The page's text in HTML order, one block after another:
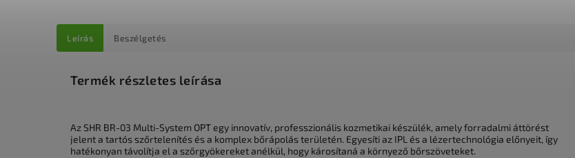
Leírás Beszélgetés
Termék részletes leírása
Az SHR BR-03 Multi-System OPT egy innovatív, professzionális kozmetikai készülék, amely forradalmi áttörést
jelent a tartós szőrtelenítés és a komplex bőrápolás területén. Egyesíti az IPL és a lézertechnológia előnyeit, így
hatékonyan távolítja el a szőrgyökereket anélkül, hogy károsítaná a környező bőrszöveteket.